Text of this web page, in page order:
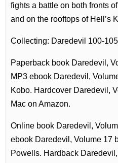
fights a battle on both fronts
and on the rooftops of Hell’s
Collecting: Daredevil 100-
Paperback book Daredevil,
MP3 ebook Daredevil,
Kobo. Hardcover Daredevil,
Mac on Amazon.
Online book Daredevil,
ebook Daredevil, Volume 17
Powells. Hardback